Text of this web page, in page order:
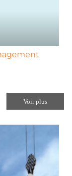
Voir plus